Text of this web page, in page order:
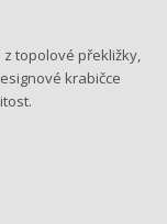
topolové překližky,
krabičce